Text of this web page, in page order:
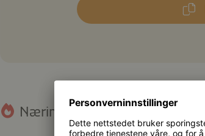
Næringsinnhold (per porsjon):